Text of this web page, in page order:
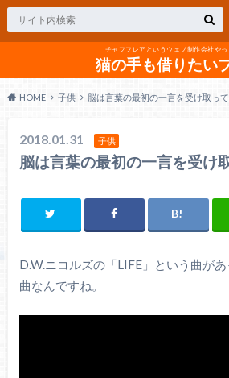
チャフフレアというウェブ制作会社やっ
猫の手も借りたい
HOME 子供 脳は言葉の最初の一言を受け取っ
2018.01.31 子供
脳は言葉の最初の一言を受け
D.W.ニコルズの「LIFE」という曲が
曲なんですね。